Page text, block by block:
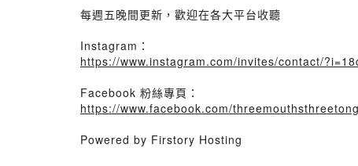
每週五晚間更新，歡迎在各大平台收聽
Instagram：
https://www.instagram.com/invites/contact/
Facebook 粉絲專頁：
https://www.facebook.com/
Powered by Firstory Hosting